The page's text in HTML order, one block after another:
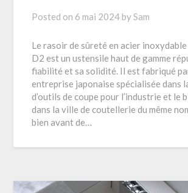
Posted on 6 mai 2024 bySam
Le rasoir de sûreté en acier
D2 est un ustensile haut de gamme
fiabilité et sa solidité. Il est fabriqué
entreprise japonaise spécialisée dans
d’outils de coupe pour l’industrie et le
dans la ville de coutellerie du même
bien avant de…